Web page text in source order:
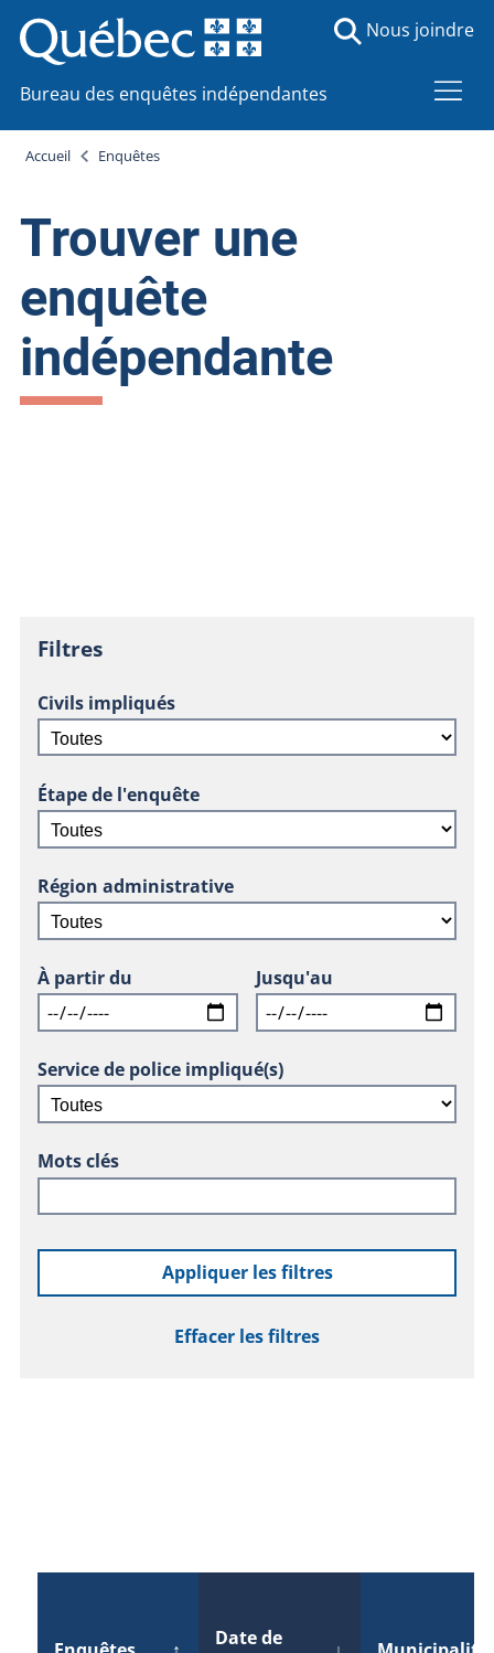
Bureau des enquêtes indépendantes
Nous joindre
Accueil Enquêtes
Trouver une
enquête
indépendante
Filtres
Civils impliqués
Étape de l'enquête
Région administrative
À partir du Jusqu'au
Service de police impliqué(s)
Mots clés
Appliquer les filtres
Effacer les filtres
Date de